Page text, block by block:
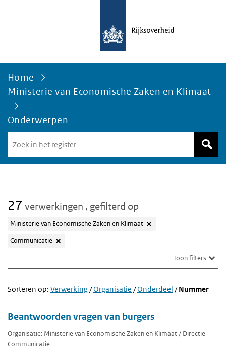
Home
Ministerie van Economische Zaken en Klimaat
Onderwerpen
in
het
27 verwerkingen , gefilterd op
Ministerie van Economische Zaken en Klimaat
Communicatie
Toon filters
Sorteren op: Verwerking/Organisatie /Onderdeel /Nummer
Beantwoorden vragen van burgers
Organisatie: Ministerie van Economische Zaken en Klimaat / Directie
Communicatie